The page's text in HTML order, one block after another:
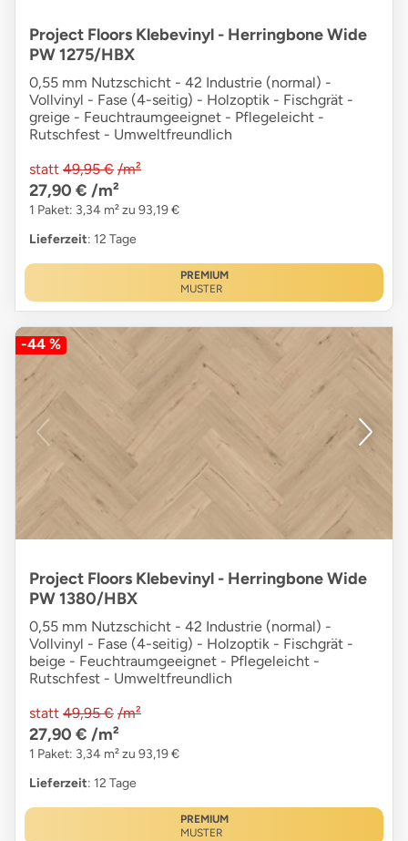
Project Floors Klebevinyl - Herringbone Wide
PW 1275/HBX
0,55 mm Nutzschicht - 42 Industrie (normal) -
Vollvinyl - Fase (4-seitig) - Holzoptik - Fischgrät -
greige - Feuchtraumgeeignet - Pflegeleicht -
Rutschfest - Umweltfreundlich
statt 49,95 € /m²
27,90 € /m²
1 Paket: 3,34 m² zu 93,19 €
Lieferzeit: 12 Tage
PREMIUM
MUSTER
-44 %
Project Floors Klebevinyl - Herringbone Wide
PW 1380/HBX
0,55 mm Nutzschicht - 42 Industrie (normal) -
Vollvinyl - Fase (4-seitig) - Holzoptik - Fischgrät -
beige - Feuchtraumgeeignet - Pflegeleicht -
Rutschfest - Umweltfreundlich
statt 49,95 € /m²
27,90 € /m²
1 Paket: 3,34 m² zu 93,19 €
Lieferzeit: 12 Tage
PREMIUM
MUSTER